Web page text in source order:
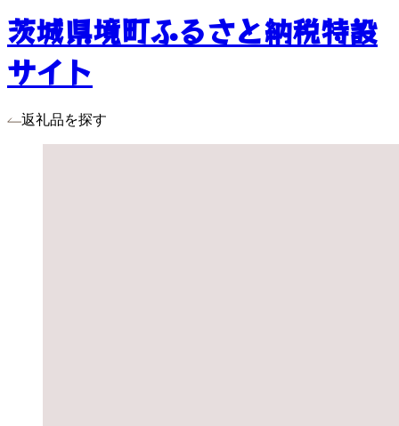
茨城県境町ふるさと納税特設
サイト
返礼品を探す